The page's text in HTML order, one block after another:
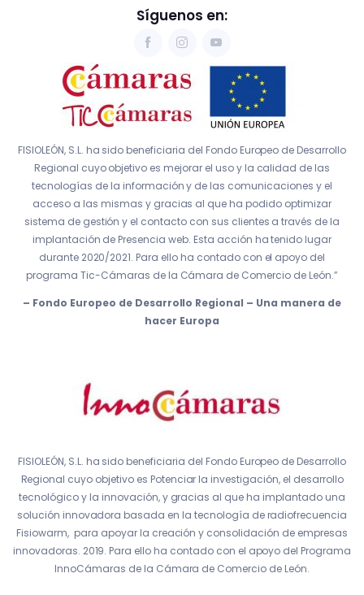
Síguenos en:
FISIOLEÓN, S.L. ha sido beneficiaria del Fondo Europeo de Desarrollo
Regional cuyo objetivo es mejorar el uso y la calidad de las
tecnologías de la información y de las comunicaciones y el
acceso a las mismas y gracias al que ha podido optimizar
sistema de gestión y el contacto con sus clientes a través de la
implantación de Presencia web. Esta acción ha tenido lugar
durante 2020/2021. Para ello ha contado con el apoyo del
programa Tic-Cámaras de la Cámara de Comercio de León.”
– Fondo Europeo de Desarrollo Regional – Una manera de
hacer Europa
FISIOLEÓN, S.L. ha sido beneficiaria del Fondo Europeo de Desarrollo
Regional cuyo objetivo es Potenciar la investigación, el desarrollo
tecnológico y la innovación, y gracias al que ha implantado una
solución innovadora basada en la tecnología de radiofrecuencia
Fisiowarm, para apoyar la creación y consolidación de empresas
innovadoras. 2019. Para ello ha contado con el apoyo del Programa
InnoCámaras de la Cámara de Comercio de León.